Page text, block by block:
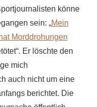
könne
sein: „Mein
Morddrohungen
Er löschte den
mich
auch nicht um eine
berichtet. Die